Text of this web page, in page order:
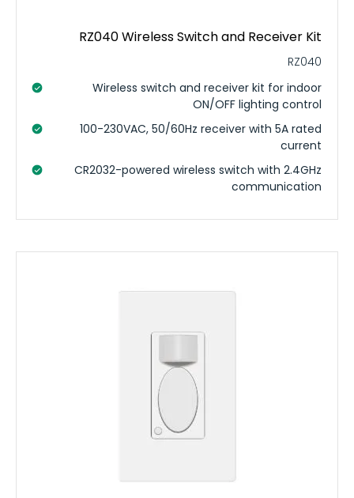
RZ040 Wireless Switch and Receiver Kit
RZ040
Wireless switch and receiver kit for indoor
ON/OFF lighting control
100-230VAC, 50/60Hz receiver with 5A rated
current
CR2032-powered wireless switch with 2.4GHz
communication